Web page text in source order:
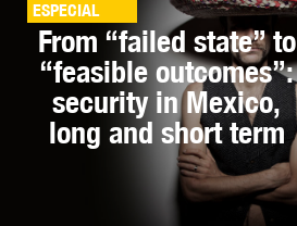
ESPECIAL
From “failed state” to
“feasible outcomes”:
security in Mexico,
long and short term